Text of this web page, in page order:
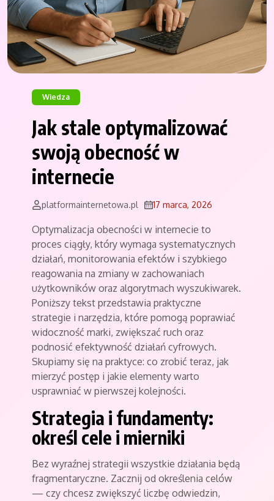
Wiedza
Jak stale optymalizować
swoją obecność w
internecie
platformainternetowa.pl 17 marca, 2026
Optymalizacja obecności w internecie to
proces ciągły, który wymaga systematycznych
działań, monitorowania efektów i szybkiego
reagowania na zmiany w zachowaniach
użytkowników oraz algorytmach wyszukiwarek.
Poniższy tekst przedstawia praktyczne
strategie i narzędzia, które pomogą poprawiać
widoczność marki, zwiększać ruch oraz
podnosić efektywność działań cyfrowych.
Skupiamy się na praktyce: co zrobić teraz, jak
mierzyć postęp i jakie elementy warto
usprawniać w pierwszej kolejności.
Strategia i fundamenty:
określ cele i mierniki
Bez wyraźnej strategii wszystkie działania będą
fragmentaryczne. Zacznij od określenia celów
— czy chcesz zwiększyć liczbę odwiedzin,